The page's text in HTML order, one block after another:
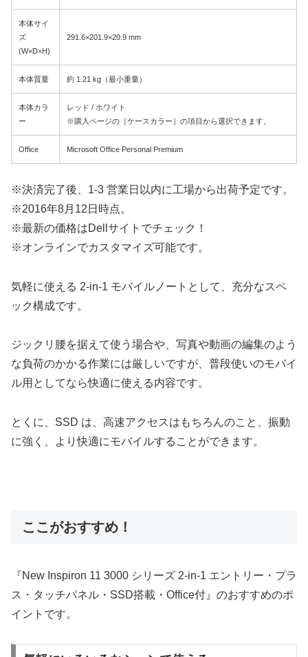
本体サイ
ズ
(W×D×H)
291.6×201.9×20.9 mm
本体質量 約 1.21 kg（最小重量）
本体カラ
ー
レッド / ホワイト
※購入ページの［ケースカラー］の項目から選択できます。
Office Microsoft Office Personal Premium
※決済完了後、1-3 営業日以内に工場から出荷予定です。
※2016年8月12日時点。
※最新の価格はDellサイトでチェック！
※オンラインでカスタマイズ可能です。
気軽に使える 2-in-1 モバイルノートとして、充分なスペ
ック構成です。
ジックリ腰を据えて使う場合や、写真や動画の編集のよう
な負荷のかかる作業には厳しいですが、普段使いのモバイ
ル用としてなら快適に使える内容です。
とくに、SSD は、高速アクセスはもちろんのこと、振動
に強く、より快適にモバイルすることができます。
ここがおすすめ！
『New Inspiron 11 3000 シリーズ 2-in-1 エントリー・プラ
ス・タッチパネル・SSD搭載・Office付』のおすすめのポ
イントです。